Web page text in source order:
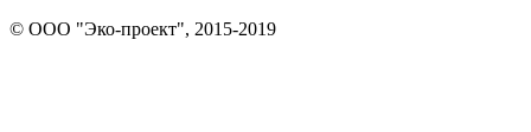
© ООО "Эко-проект", 2015-2019